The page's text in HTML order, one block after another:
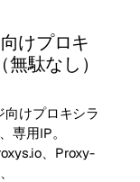
けプロキ
駄なし）
けプロキシラ
専用IP。
、Proxy-